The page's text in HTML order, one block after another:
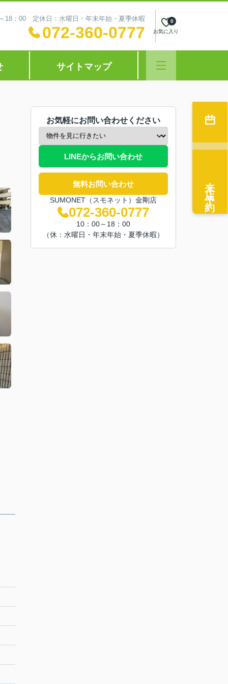
18：00 定休日：水曜日・年末年始・夏季休暇
072-360-0777 お気に入り
0
サイトマップ
お気軽にお問い合わせください
LINEからお問い合わせ
無料お問い合わせ
SUMONET（スモネット）金剛店
072-360-0777
10：00～18：00
（休：水曜日・年末年始・夏季休暇）
来店予約